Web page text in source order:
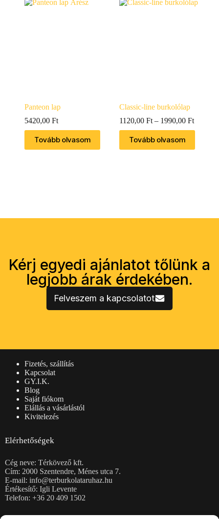
Panteon lap
5420,00 Ft
Tovább olvasom
Classic-line burkolólap
1120,00 Ft – 1990,00 Ft
Tovább olvasom
Kérj egyedi ajánlatot tőlünk a
legjobb árak érdekében.
Felveszem a kapcsolatot
Fizetés, szállítás
Kapcsolat
GY.I.K.
Blog
Saját fiókom
Elállás a vásárlástól
Kivitelezés
Elérhetőségek
Cég neve: Térkövező kft.
Cím: 2000 Szentendre, Ménes utca 7.
E-mail: info@terburkolataruhaz.hu
Értékesítő: Igli Levente
Telefon: +36 20 409 1502